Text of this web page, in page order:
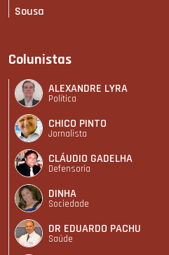
Sousa
Colunistas
ALEXANDRE LYRA
Política
CHICO PINTO
Jornalista
CLÁUDIO GADELHA
Defensoria
DINHA
Sociedade
DR EDUARDO PACHU
Saúde